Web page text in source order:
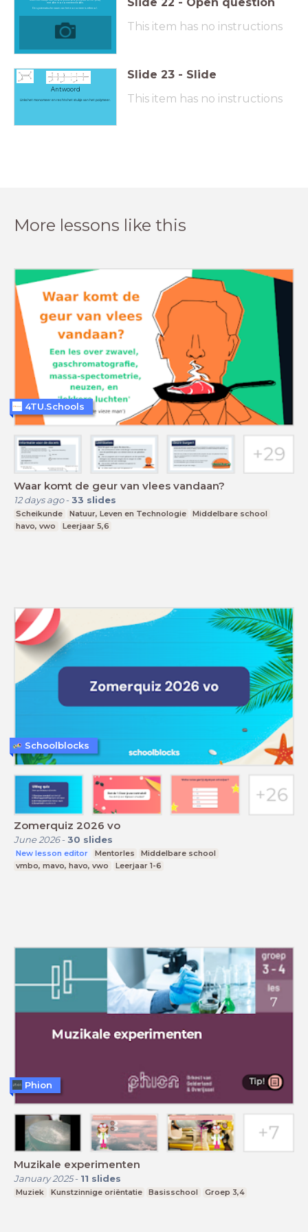
met drie monomeereenheden.
De systematische naam van het monomeer is ethenol.
Slide 22 - Open question
This item has no instructions
Antwoord
Links het monomeer en rechts het stukje van het polymeer.
Slide 23 - Slide
This item has no instructions
More lessons like this
Waar komt de geur van vlees vandaan?
12 days ago- 33 slides
Scheikunde Natuur, Leven en Technologie
Middelbare school
havo, vwo
Leerjaar 5,6
4TU.Schools
Zomerquiz 2026 vo
June 2026- 30 slides
New lesson editor Mentorles
Middelbare school
vmbo, mavo, havo, vwo
Leerjaar 1-6
Schoolblocks
Muzikale experimenten
January 2025- 11 slides
Muziek Kunstzinnige oriëntatie Basisschool Groep 3,4
Phion